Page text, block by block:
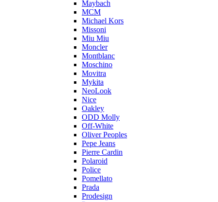
Maybach
MCM
Michael Kors
Missoni
Miu Miu
Moncler
Montblanc
Moschino
Movitra
Mykita
NeoLook
Nice
Oakley
ODD Molly
Off-White
Oliver Peoples
Pepe Jeans
Pierre Cardin
Polaroid
Police
Pomellato
Prada
Prodesign